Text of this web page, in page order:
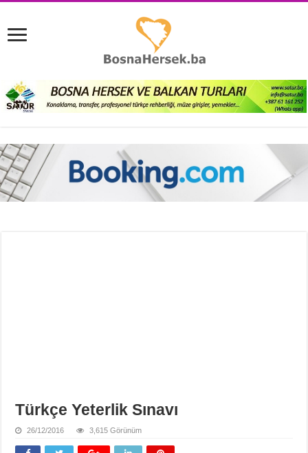
Türkçe Yeterlik Sınavı
26/12/2016 3,615 Görünüm